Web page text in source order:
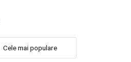
Cele mai populare